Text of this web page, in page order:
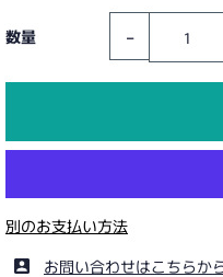
数量 -
別のお支払い方法
お問い合わせはこちらか